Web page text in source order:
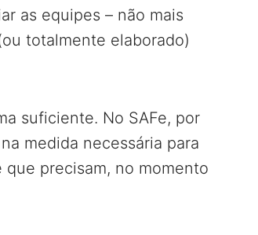
as equipes – não mais
totalmente elaborado)
suficiente. No SAFe, por
medida necessária para
precisam, no momento